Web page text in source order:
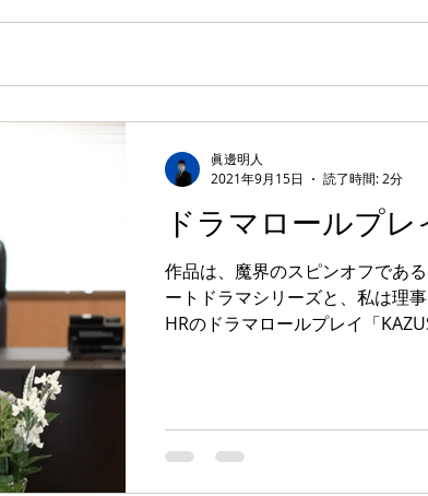
ドラマロールプレ
作品は、魔界のスピンオフであ
ートドラマシリーズと、私は理
HRのドラマロールプレイ「
眞邊明人
2021年9月15日
読了時間: 2分